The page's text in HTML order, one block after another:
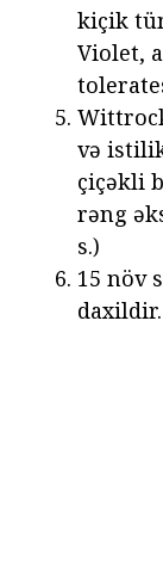
kiçik
Violet,
və
çiçəkli
rəng
s.)
15 növ